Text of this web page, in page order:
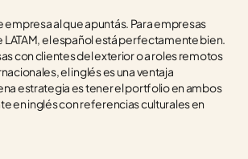
al que apuntás. Para empresas
LATAM, el español está perfectamente bien.
con clientes del exterior o a roles remotos
el inglés es una ventaja
estrategia es tener el portfolio en ambos
en inglés con referencias culturales en